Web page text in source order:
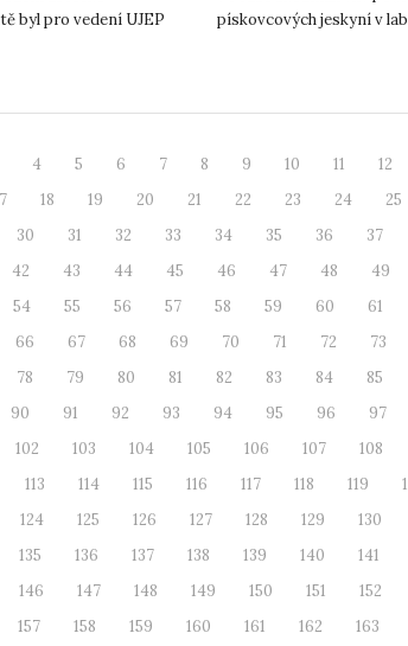
byl pro vedení UJEP
pískovcových jeskyní v
4 5 6 7 8 9 10 11 12
18 19 20 21 22 23 24 25
30 31 32 33 34 35 36 37
42 43 44 45 46 47 48 49
54 55 56 57 58 59 60 61
66 67 68 69 70 71 72 73
78 79 80 81 82 83 84 85
90 91 92 93 94 95 96 97
102 103 104 105 106 107 108
113 114 115 116 117 118 119
124 125 126 127 128 129 130
135 136 137 138 139 140 141
146 147 148 149 150 151 152
157 158 159 160 161 162 163